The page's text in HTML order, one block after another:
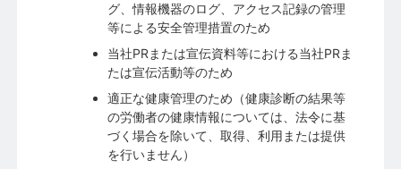
グ、情報機器のログ、アクセス記録の管理
等による安全管理措置のため
当社PRまたは宣伝資料等における当社PRま
たは宣伝活動等のため
適正な健康管理のため（健康診断の結果等
の労働者の健康情報については、法令に基
づく場合を除いて、取得、利用または提供
を行いません）